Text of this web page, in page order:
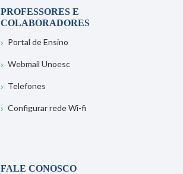
PROFESSORES E
COLABORADORES
Portal de Ensino
Webmail Unoesc
Telefones
Configurar rede Wi-fi
FALE CONOSCO